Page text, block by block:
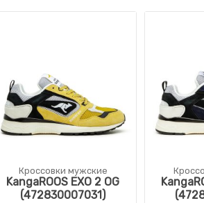
Кроссовки мужские
KangaROOS EXO 2 OG
(472830007031)